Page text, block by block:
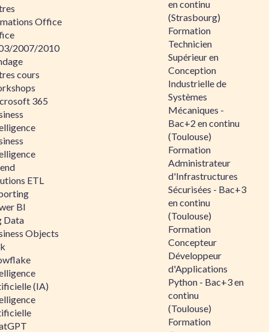
Office
2007/2010
cours
365
ETL
BI
Data
Objects
(IA)
en continu
(Strasbourg)
Formation
Technicien
Supérieur en
Conception
Industrielle de
Systèmes
Mécaniques -
Bac+2 en continu
(Toulouse)
Formation
Administrateur
d'Infrastructures
Sécurisées - Bac+3
en continu
(Toulouse)
Formation
Concepteur
Développeur
d'Applications
Python - Bac+3 en
continu
(Toulouse)
Formation